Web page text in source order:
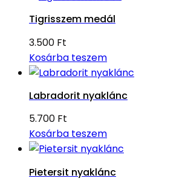
Tigrisszem medál
3.500 Ft
Kosárba teszem
Labradorit nyaklánc
5.700 Ft
Kosárba teszem
Pietersit nyaklánc